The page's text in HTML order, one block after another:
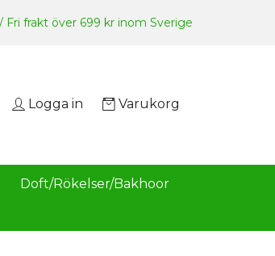
Fri frakt över 699 kr inom Sverige
Logga in Varukorg
Doft/Rökelser/Bakhoor